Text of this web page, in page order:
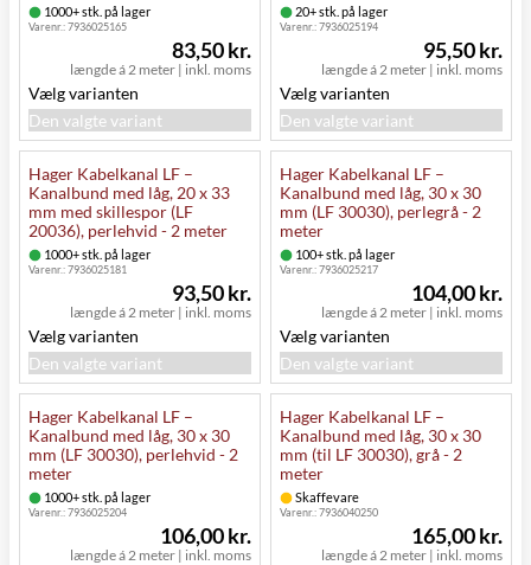
1000+ stk. på lager
Varenr.:7936025165
længde á 2 meter | inkl. moms
83,50 kr.
Vælg varianten
Den valgte variant
20+ stk. på lager
Varenr.:7936025194
længde á 2 meter | inkl. moms
95,50 kr.
Vælg varianten
Den valgte variant
Hager Kabelkanal LF –
Kanalbund med låg, 20 x 33
mm med skillespor (LF
20036), perlehvid - 2 meter
1000+ stk. på lager
Varenr.:7936025181
længde á 2 meter | inkl. moms
93,50 kr.
Vælg varianten
Den valgte variant
Hager Kabelkanal LF –
Kanalbund med låg, 30 x 30
mm (LF 30030), perlegrå - 2
meter
100+ stk. på lager
Varenr.:7936025217
længde á 2 meter | inkl. moms
104,00 kr.
Vælg varianten
Den valgte variant
Hager Kabelkanal LF –
Kanalbund med låg, 30 x 30
mm (LF 30030), perlehvid - 2
meter
1000+ stk. på lager
Varenr.:7936025204
længde á 2 meter | inkl. moms
106,00 kr.
Hager Kabelkanal LF –
Kanalbund med låg, 30 x 30
mm (til LF 30030), grå - 2
meter
Skaffevare
Varenr.:7936040250
længde á 2 meter | inkl. moms
165,00 kr.